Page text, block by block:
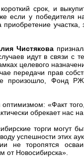
срок, и
если у победителя
участка,
Чистякова
идут в связи с
целевого
передачи прав
произошло, Фонд
«Факт того,
обрекает нас на
торги могут
успешности этих
не торопятся
от Новосибирска».